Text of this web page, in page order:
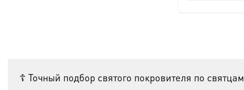
☦ Точный подбор святого покровителя по святцам